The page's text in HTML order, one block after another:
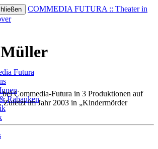
COMMEDIA FUTURA :: Theater in
Futura
Rabauken
Commedia-Futura in 3 Produktionen auf
Zuletzt im Jahr 2003 in „Kindermörder